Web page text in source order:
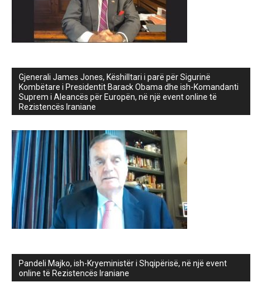
Gjenerali James Jones, Këshilltari i parë për Sigurinë
Kombëtare i Presidentit Barack Obama dhe ish-Komandanti
Suprem i Aleancës për Europën, në një event online të
Rezistencës Iraniane
Pandeli Majko, ish-Kryeministër i Shqipërisë, në një event
online të Rezistencës Iraniane